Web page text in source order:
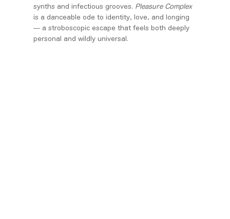
synths and infectious grooves. Pleasure Complex
is a danceable ode to identity, love, and longing
— a stroboscopic escape that feels both deeply
personal and wildly universal.